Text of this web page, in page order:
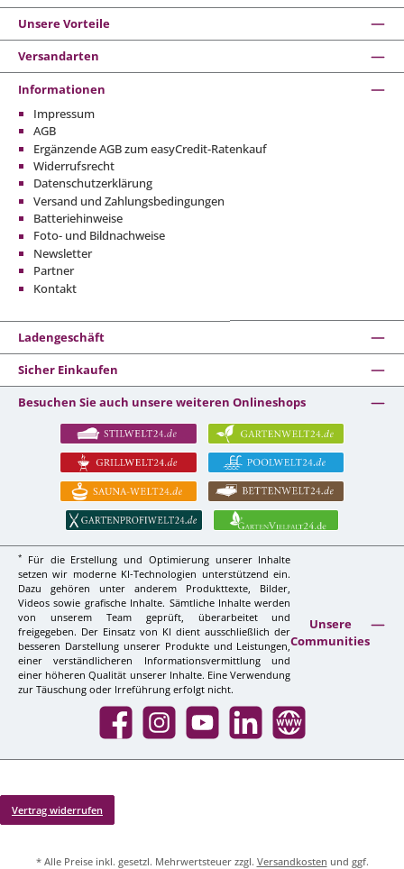
Unsere Vorteile
Versandarten
Informationen
Impressum
AGB
Ergänzende AGB zum easyCredit-Ratenkauf
Widerrufsrecht
Datenschutzerklärung
Versand und Zahlungsbedingungen
Batteriehinweise
Foto- und Bildnachweise
Newsletter
Partner
Kontakt
Ladengeschäft
Sicher Einkaufen
Besuchen Sie auch unsere weiteren Onlineshops
*
Für die Erstellung und Optimierung unserer Inhalte
setzen wir moderne KI-Technologien unterstützend ein.
Dazu gehören unter anderem Produkttexte, Bilder,
Videos sowie grafische Inhalte. Sämtliche Inhalte werden
von unserem Team geprüft, überarbeitet und
freigegeben. Der Einsatz von KI dient ausschließlich der
besseren Darstellung unserer Produkte und Leistungen,
einer verständlicheren Informationsvermittlung und
einer höheren Qualität unserer Inhalte. Eine Verwendung
zur Täuschung oder Irreführung erfolgt nicht.
Unsere
Communities
Facebook InstagramYouTube LinkedIn Website
Vertrag widerrufen
* Alle Preise inkl. gesetzl. Mehrwertsteuer zzgl. Versandkosten und ggf.